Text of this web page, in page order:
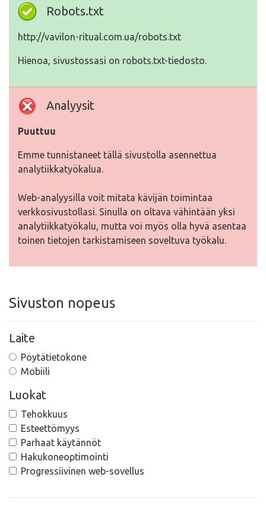
Robots.txt
http://vavilon-ritual.com.ua/robots.txt
Hienoa, sivustossasi on robots.txt-tiedosto.
Analyysit
Puuttuu
Emme tunnistaneet tällä sivustolla asennettua
analytiikkatyökalua.
Web-analyysilla voit mitata kävijän toimintaa
verkkosivustollasi. Sinulla on oltava vähintään yksi
analytiikkatyökalu, mutta voi myös olla hyvä asentaa
toinen tietojen tarkistamiseen soveltuva työkalu.
Sivuston nopeus
Laite
Pöytätietokone
Mobiili
Luokat
Tehokkuus
Esteettömyys
Parhaat käytännöt
Hakukoneoptimointi
Progressiivinen web-sovellus